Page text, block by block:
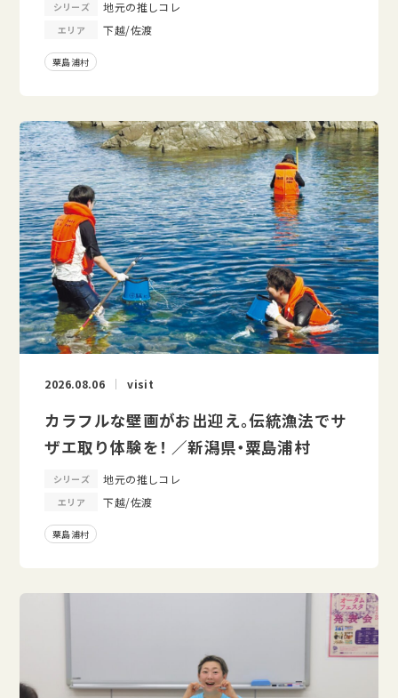
シリーズ 地元の推しコレ
エリア 下越/佐渡
粟島浦村
2026.08.06 visit
カラフルな壁画がお出迎え。伝統漁法でサ
ザエ取り体験を！ ／新潟県・粟島浦村
シリーズ 地元の推しコレ
エリア 下越/佐渡
粟島浦村